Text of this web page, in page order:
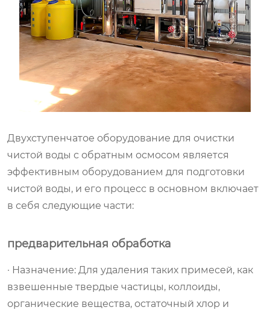
Двухступенчатое оборудование для очистки
чистой воды с обратным осмосом является
эффективным оборудованием для подготовки
чистой воды, и его процесс в основном включает
в себя следующие части:
предварительная обработка
· Назначение: Для удаления таких примесей, как
взвешенные твердые частицы, коллоиды,
органические вещества, остаточный хлор и